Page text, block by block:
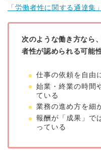
「労働者性に関する通達集
次のような働き方なら
者性が認められる可能
仕事の依頼を自由
始業・終業の時間
ている
業務の進め方を細
報酬が「成果」で
っている